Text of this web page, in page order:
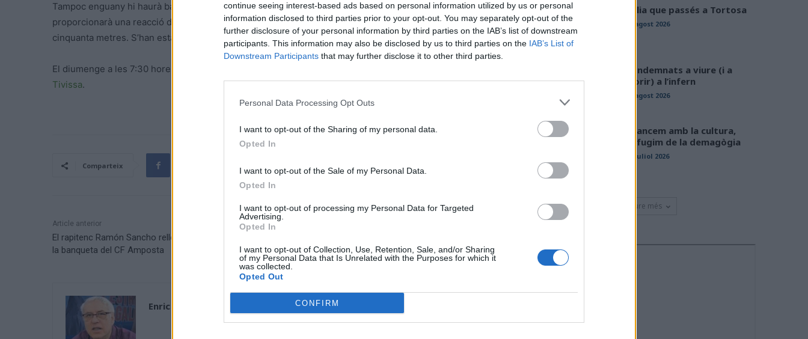
continue seeing interest-based ads based on personal information utilized by us or personal
information disclosed to third parties prior to your opt-out. You may separately opt-out of the
further disclosure of your personal information by third parties on the IAB’s list of downstream
participants. This information may also be disclosed by us to third parties on the IAB’s List of
Downstream Participants that may further disclose it to other third parties.
Personal Data Processing Opt Outs
I want to opt-out of the Sharing of my personal data.
Opted In
I want to opt-out of the Sale of my Personal Data.
Opted In
I want to opt-out of processing my Personal Data for Targeted
Advertising.
Opted In
I want to opt-out of Collection, Use, Retention, Sale, and/or Sharing
of my Personal Data that Is Unrelated with the Purposes for which it
was collected.
Opted Out
CONFIRM
Tampoc enguany hi haurà barra de bar ni el tradicional dinar popular, i en arribar els participants se’ls
proporcionarà una reacció de dinar per emportar. La sortida serà en calaixos, amb mascareta els primers
cinquanta metres. S’han establert tres avituallaments amb aigua i algun producte sòlid.
El diumenge a les 7:30 hores i fins a les 8:30 s’efectuarà el lliurament de dorsals al
Tivissa.
Comparteix
Article anterior
El rapitenc Ramón Sancho relleva a Fernando Garcia a
la banqueta del CF Amposta
davant el Vòlei Muro mallorquí
Enric Alguero
Calia que passés a Tortosa
02 agost 2026
Condemnats a viure (i a
morir) a l’infern
01 agost 2026
Avancem amb la cultura,
defugim de la demagògia
31 juliol 2026
Veure més